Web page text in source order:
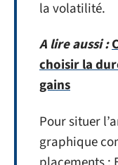
la volatilité.
A lire aussi :
choisir la
gains
Pour situer
graphique